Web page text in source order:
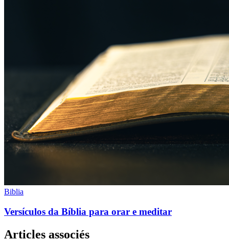
Biblia
Versículos da Bíblia para orar e meditar
Articles associés